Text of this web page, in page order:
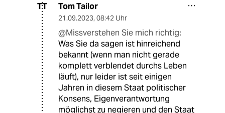
TT Tom Tailor
21.09.2023, 08:42 Uhr
@Missverstehen Sie mich richtig:
Was Sie da sagen ist hinreichend
bekannt (wenn man nicht gerade
komplett verblendet durchs Leben
läuft), nur leider ist seit einigen
Jahren in diesem Staat politischer
Konsens, Eigenverantwortung
möglichst zu negieren und den Staat